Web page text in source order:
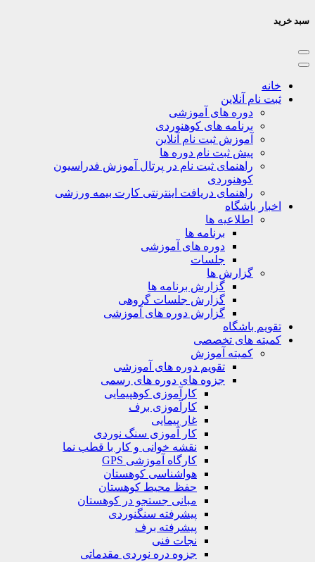
نام آنلاین
دوره های آموزشی
برنامه های کوهنوردی
آموزش ثبت نام آنلاین
پیش ثبت نام دوره ها
راهنمای ثبت نام در پرتال آموزش فدراسیون
کوهنوردی
راهنمای دریافت اینترنتی کارت بیمه ورزشی
باشگاه
اطلاعیه ها
برنامه ها
دوره های آموزشی
جلسات
گزارش ها
گزارش برنامه ها
گزارش جلسات گروهی
گزارش دوره های آموزشی
باشگاه
های تخصصی
کمیته آموزش
تقویم دوره های آموزشی
جزوه های دوره های رسمی
کارآموزی کوهپیمایی
کارآموزی برف
غار پیمایی
کار آموزی سنگ نوردی
نقشه خوانی و کار با قطب نما
کارگاه آموزشی GPS
هواشناسی کوهستان
حفظ محیط کوهستان
مبانی جستجو در کوهستان
پیشرفته سنگنوردی
پیشرفته برف
نجات فنی
جزوه دره نوردی مقدماتی